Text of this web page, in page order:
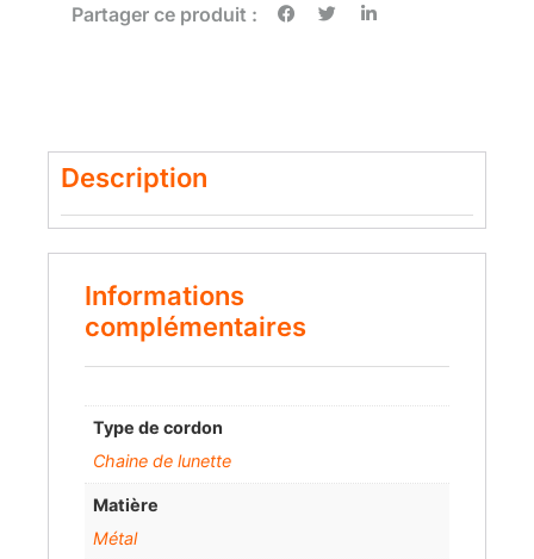
Partager ce produit :
Description
Informations
complémentaires
Type de cordon
Chaine de lunette
Matière
Métal